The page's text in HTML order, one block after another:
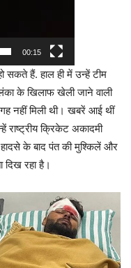
00:15
सकते हैं. हाल ही में उन्हें टीम
के खिलाफ खेली जाने वाली
नहीं मिली थी। खबरें आई थीं
क्रिकेट अकादमी
के बाद पंत की मुश्किलें और
दिख रहा है।